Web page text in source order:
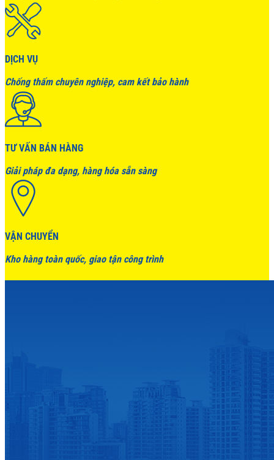
DỊCH VỤ
Chống thấm chuyên nghiệp, cam kết bảo hành
TƯ VẤN BÁN HÀNG
Giải pháp đa dạng, hàng hóa sẵn sàng
VẬN CHUYỂN
Kho hàng toàn quốc, giao tận công trình